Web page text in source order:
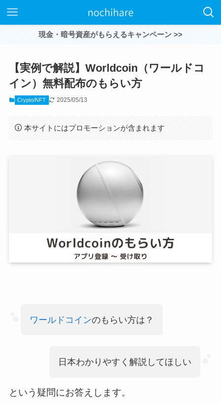
現金・暗号資産がもらえるキャンペーン >>
【実例で解説】Worldcoin（ワールドコ
イン）無料配布のもらい方
Crypto/NFT 2025/05/13
本サイトにはプロモーションが含まれます
ワールドコインのもらい方は？
日本わかりやすく解説してほしい
という疑問にお答えします。